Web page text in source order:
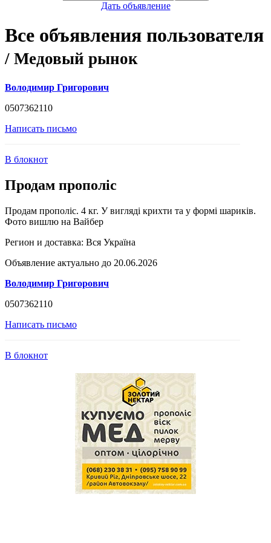
Дать объявление
Все объявления пользователя
/ Медовый рынок
Володимир Григорович
0507362110
Написать письмо
В блокнот
Продам прополіс
Продам прополіс. 4 кг. У вигляді крихти та у формі шариків.
Фото вишлю на Вайбер
Регион и доставка: Вся Україна
Объявление актуально до 20.06.2026
Володимир Григорович
0507362110
Написать письмо
В блокнот